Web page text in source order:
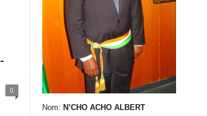
0
Nom: N’CHO ACHO ALBERT